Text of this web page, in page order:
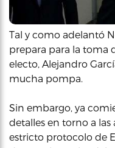
Tal y como adelantó
prepara para la toma
electo, Alejandro
mucha pompa.
Sin embargo, ya
detalles en torno a
estricto protocolo de